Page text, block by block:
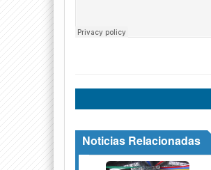
Noticias Relacionadas